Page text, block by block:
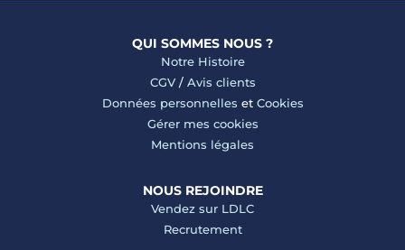
QUI SOMMES NOUS ?
Notre Histoire
CGV/ Avis clients
Données personnelles et Cookies
Gérer mes cookies
Mentions légales
NOUS REJOINDRE
Vendez sur LDLC
Recrutement